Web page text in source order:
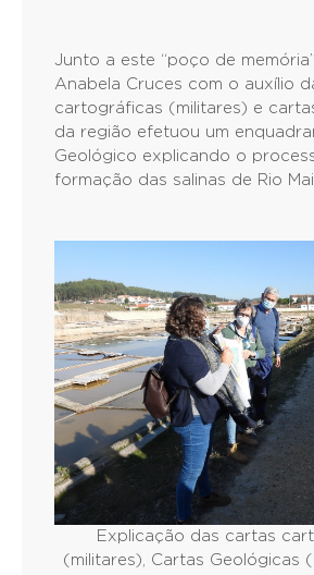
Junto a este “poço de
Anabela Cruces com o auxílio
cartográficas (militares) e
da região efetuou um
Geológico explicando o
formação das salinas de Rio
Explicação das cartas
(militares), Cartas Geológicas